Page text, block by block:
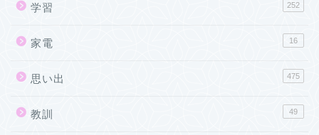
学習 252
家電 16
思い出 475
教訓 49